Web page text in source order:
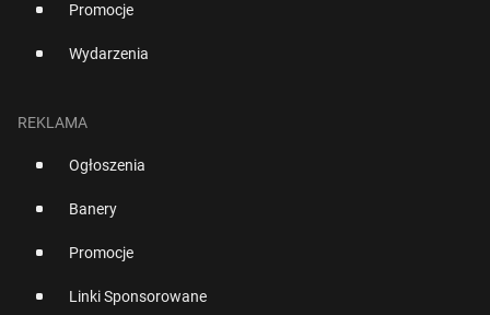
Promocje
Wydarzenia
REKLAMA
Ogłoszenia
Banery
Promocje
Linki Sponsorowane